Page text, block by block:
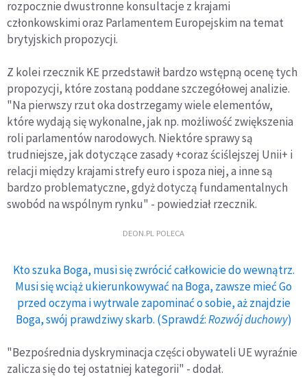
rozpocznie dwustronne konsultacje z krajami
członkowskimi oraz Parlamentem Europejskim na temat
brytyjskich propozycji.
Z kolei rzecznik KE przedstawił bardzo wstępną ocenę tych
propozycji, które zostaną poddane szczegółowej analizie.
"Na pierwszy rzut oka dostrzegamy wiele elementów,
które wydają się wykonalne, jak np. możliwość zwiększenia
roli parlamentów narodowych. Niektóre sprawy są
trudniejsze, jak dotyczące zasady +coraz ściślejszej Unii+ i
relacji między krajami strefy euro i spoza niej, a inne są
bardzo problematyczne, gdyż dotyczą fundamentalnych
swobód na wspólnym rynku" - powiedział rzecznik.
DEON.PL POLECA
Kto szuka Boga, musi się zwrócić całkowicie do wewnątrz.
Musi się wciąż ukierunkowywać na Boga, zawsze mieć Go
przed oczyma i wytrwale zapominać o sobie, aż znajdzie
Boga, swój prawdziwy skarb. (Sprawdź:Rozwój duchowy)
"Bezpośrednia dyskryminacja części obywateli UE wyraźnie
zalicza się do tej ostatniej kategorii" - dodał.